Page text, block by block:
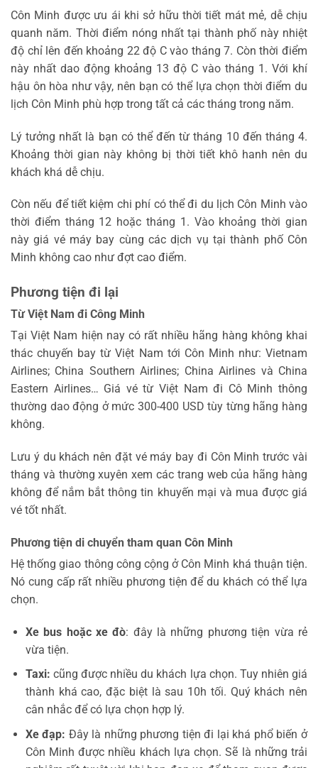
Côn Minh được ưu ái khi sở hữu thời tiết mát mẻ, dễ chịu
quanh năm. Thời điểm nóng nhất tại thành phố này nhiệt
độ chỉ lên đến khoảng 22 độ C vào tháng 7. Còn thời điểm
này nhất dao động khoảng 13 độ C vào tháng 1. Với khí
hậu ôn hòa như vậy, nên bạn có thể lựa chọn thời điểm du
lịch Côn Minh phù hợp trong tất cả các tháng trong năm.
Lý tưởng nhất là bạn có thể đến từ tháng 10 đến tháng 4.
Khoảng thời gian này không bị thời tiết khô hanh nên du
khách khá dễ chịu.
Còn nếu để tiết kiệm chi phí có thể đi du lịch Côn Minh vào
thời điểm tháng 12 hoặc tháng 1. Vào khoảng thời gian
này giá vé máy bay cùng các dịch vụ tại thành phố Côn
Minh không cao như đợt cao điểm.
Phương tiện đi lại
Từ Việt Nam đi Công Minh
Tại Việt Nam hiện nay có rất nhiều hãng hàng không khai
thác chuyến bay từ Việt Nam tới Côn Minh như: Vietnam
Airlines; China Southern Airlines; China Airlines và China
Eastern Airlines… Giá vé từ Việt Nam đi Cô Minh thông
thường dao động ở mức 300-400 USD tùy từng hãng hàng
không.
Lưu ý du khách nên đặt vé máy bay đi Côn Minh trước vài
tháng và thường xuyên xem các trang web của hãng hàng
không để nắm bắt thông tin khuyến mại và mua được giá
vé tốt nhất.
Phương tiện di chuyển tham quan Côn Minh
Hệ thống giao thông công cộng ở Côn Minh khá thuận tiện.
Nó cung cấp rất nhiều phương tiện để du khách có thể lựa
chọn.
Xe bus hoặc xe đò: đây là những phương tiện vừa rẻ
vừa tiện.
Taxi: cũng được nhiều du khách lựa chọn. Tuy nhiên giá
thành khá cao, đặc biệt là sau 10h tối. Quý khách nên
cân nhắc để có lựa chọn hợp lý.
Xe đạp: Đây là những phương tiện đi lại khá phổ biến ở
Côn Minh được nhiều khách lựa chọn. Sẽ là những trải